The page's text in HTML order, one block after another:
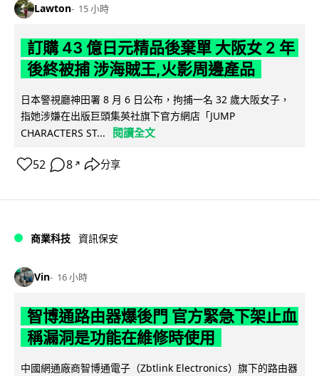
Lawton 15 小時
訂購 43 億日元精品後棄單 大阪女 2 年
後終被捕 涉海賊王,火影周邊產品
日本警視廳神田署 8 月 6 日公布，拘捕一名 32 歲大阪女子，
指她涉嫌在出版巨頭集英社旗下官方網店「JUMP
CHARACTERS ST...
閱讀全文
52 8 ↗ 分享
商業科技 資訊保安
Vin 16 小時
智博通路由器爆後門 官方緊急下架止血
稱漏洞是功能在維修時使用
中國網通廠商智博通電子（Zbtlink Electronics）旗下的路由器